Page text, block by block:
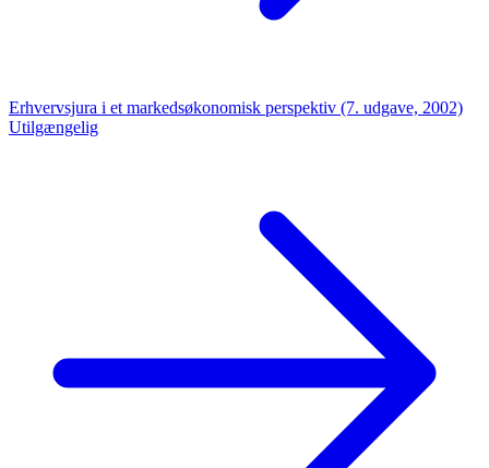
Erhvervsjura i et markedsøkonomisk perspektiv (7. udgave, 2002)
Utilgængelig